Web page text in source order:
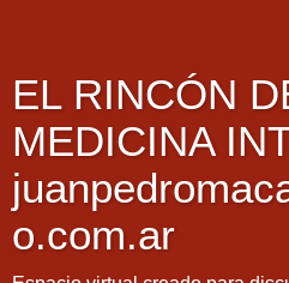
EL RINCÓN
MEDICINA
o.com.ar